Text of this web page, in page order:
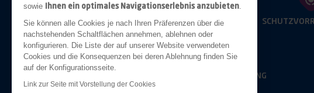
sowie Ihnen ein optimales Navigationserlebnis anzubieten
Sie können alle Cookies je nach Ihren Präferenzen über die
nachstehenden Schaltflächen annehmen, ablehnen oder
konfigurieren. Die Liste der auf unserer Website verwendeten
Cookies und die Konsequenzen bei deren Ablehnung finden Sie
auf der Konfigurationsseite.
Link zur Seite mit Vorstellung der Cookies
ANHÄNGERKUPPLUNGEN
BELEUCHTUNG